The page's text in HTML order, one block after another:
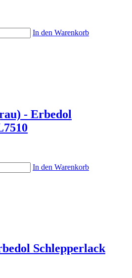
In den Warenkorb
- Erbedol
In den Warenkorb
Schlepperlack